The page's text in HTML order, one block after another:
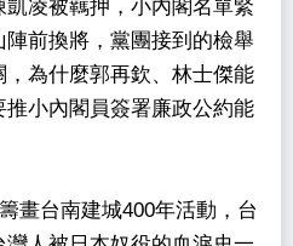
凌被羈押，小內閣名單緊
前換將，黨團接到的檢舉
為什麼郭再欽、林士傑能
小內閣員簽署廉政公約能
畫台南建城400年活動，台